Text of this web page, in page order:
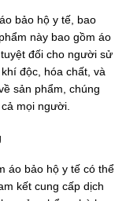
bảo hộ y tế, bao
này bao gồm áo
đối cho người sử
độc, hóa chất, và
sản phẩm, chúng
mọi người.
áo bảo hộ y tế có thể
kết cung cấp dịch